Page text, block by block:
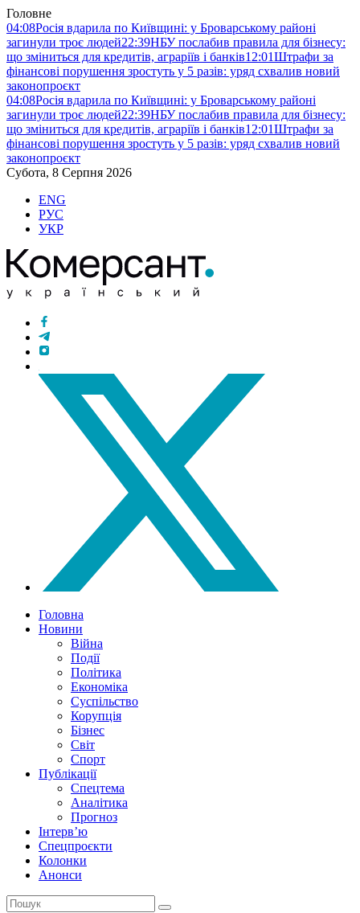
Головне
04:08Росія вдарила по Київщині: у Броварському районі
загинули троє людей22:39НБУ послабив правила для бізнесу:
що зміниться для кредитів, аграріїв і банків12:01Штрафи за
фінансові порушення зростуть у 5 разів: уряд схвалив новий
законопроєкт
04:08Росія вдарила по Київщині: у Броварському районі
загинули троє людей22:39НБУ послабив правила для бізнесу:
що зміниться для кредитів, аграріїв і банків12:01Штрафи за
фінансові порушення зростуть у 5 разів: уряд схвалив новий
законопроєкт
Субота, 8 Серпня 2026
ENG
РУС
УКР
Головна
Новини
Війна
Події
Політика
Економіка
Суспільство
Корупція
Бізнес
Світ
Спорт
Публікації
Спецтема
Аналітика
Прогноз
Інтерв’ю
Спецпроєкти
Колонки
Анонси